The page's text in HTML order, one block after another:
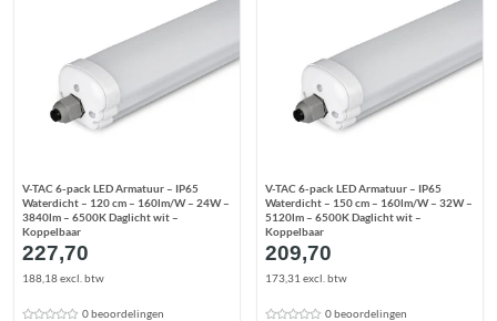
V-TAC 6-pack LED Armatuur – IP65
Waterdicht – 120 cm – 160lm/W – 24W –
3840lm – 6500K Daglicht wit –
Koppelbaar
227,70
188,18 excl. btw
0 beoordelingen
V-TAC 6-pack LED Armatuur – IP65
Waterdicht – 150 cm – 160lm/W – 32W –
5120lm – 6500K Daglicht wit –
Koppelbaar
209,70
173,31 excl. btw
0 beoordelingen